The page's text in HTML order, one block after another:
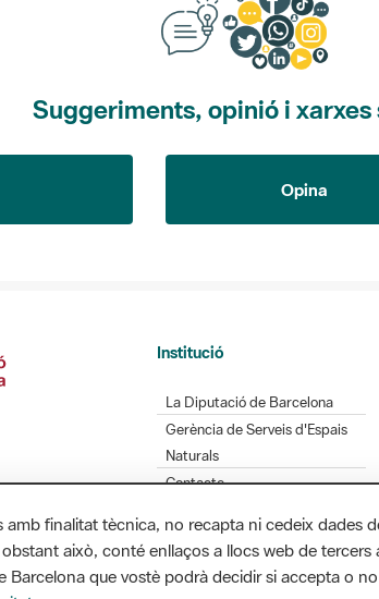
Suggeriments, opinió i xarxes
Opina
Institució
La Diputació de Barcelona
Gerència de Serveis d'Espais
Naturals
Contacte
Diputació de Barcelona. Edifici
finalitat tècnica, no recapta ni cedeix dades
això, conté enllaços a llocs web de tercers
Barcelona que vostè podrà decidir si accepta o